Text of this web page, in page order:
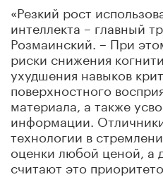
«Резкий рост
интеллекта – главный
Розмаинский. – При
риски снижения
ухудшения навыков
поверхностного
материала, а также
информации.
технологии в
оценки любой ценой, а
считают это